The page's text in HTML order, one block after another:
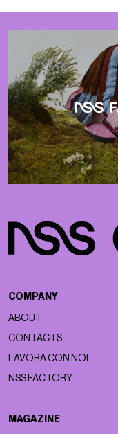
COMPANY
ABOUT
CONTACTS
LAVORA CON NOI
NSS FACTORY
MAGAZINE